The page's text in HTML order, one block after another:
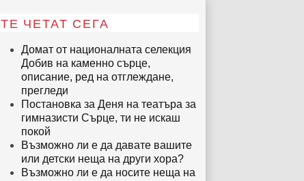
ТЕ ЧЕТАТ СЕГА
Домат от националната селекция
Добив на каменно сърце,
описание, ред на отглеждане,
прегледи
Постановка за Деня на театъра за
гимназисти Сърце, ти не искаш
покой
Възможно ли е да давате вашите
или детски неща на други хора?
Възможно ли е да носите неща на